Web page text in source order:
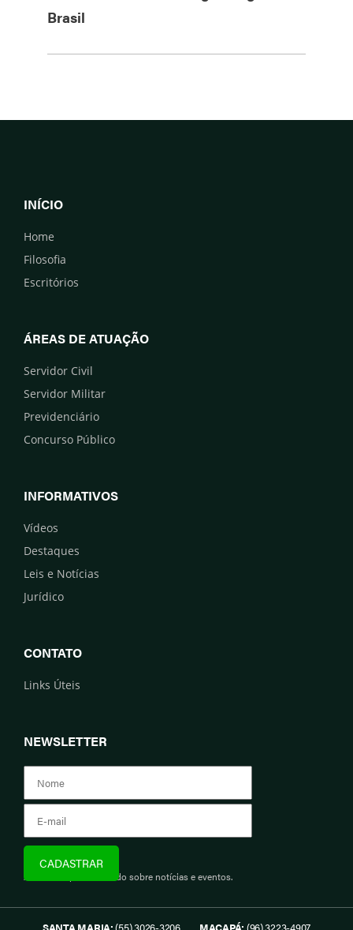
Brasil
INÍCIO
Home
Filosofia
Escritórios
ÁREAS DE ATUAÇÃO
Servidor Civil
Servidor Militar
Previdenciário
Concurso Público
INFORMATIVOS
Vídeos
Destaques
Leis e Notícias
Jurídico
CONTATO
Links Úteis
NEWSLETTER
Assine e fique informado sobre notícias e eventos.